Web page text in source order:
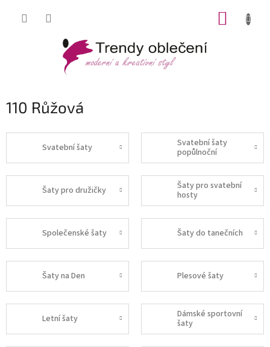
110 Růžová
Svatební šaty
Svatební šaty
popůlnoční
Šaty pro družičky
Šaty pro svatební
hosty
Společenské šaty Šaty do tanečních
Šaty na Den Plesové šaty
Letní šaty
Dámské sportovní
šaty